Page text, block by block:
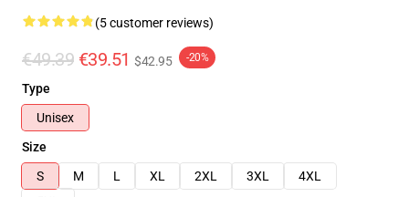
(5 customer reviews)
€49.39 €39.51 $42.95 -20%
Type
Unisex
Size
S
M L XL 2XL 3XL
4XL